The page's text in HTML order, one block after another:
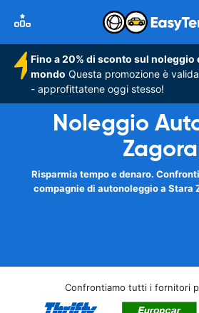
Fino a 20% di sconto sul noleggio
mondo Questa promozione è
- approfittatene oggi stesso!
Noleggio
Zagora
Risparmia tempo e denaro.
compagnie di autonoleggio a Stara
Confrontiamo tutti i fornitori